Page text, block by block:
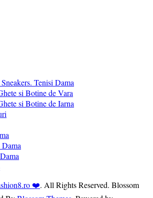
Tenisi Dama
si Botine de Vara
si Botine de Iarna
Dama
❤️. All Rights Reserved. Blossom